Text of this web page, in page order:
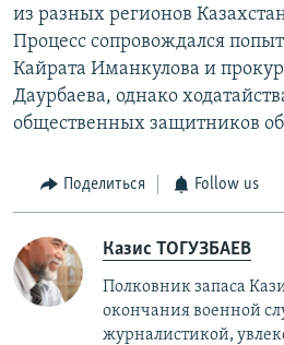
из разных регионов
Процесс сопровождался
Кайрата Иманкулова и
Даурбаева, однако
общественных защитников об
Поделиться Follow us
Казис ТОГУЗБАЕВ
Полковник запаса
окончания военной
журналистикой,